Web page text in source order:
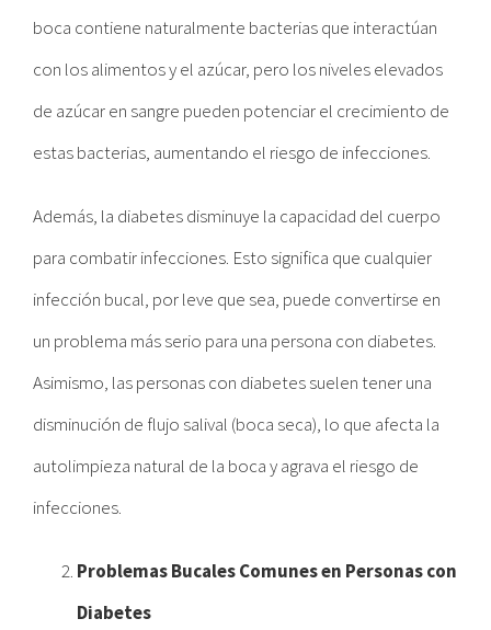
boca contiene naturalmente bacterias que interactúan
con los alimentos y el azúcar, pero los niveles elevados
de azúcar en sangre pueden potenciar el crecimiento de
estas bacterias, aumentando el riesgo de infecciones.
Además, la diabetes disminuye la capacidad del cuerpo
para combatir infecciones. Esto significa que cualquier
infección bucal, por leve que sea, puede convertirse en
un problema más serio para una persona con diabetes.
Asimismo, las personas con diabetes suelen tener una
disminución de flujo salival (boca seca), lo que afecta la
autolimpieza natural de la boca y agrava el riesgo de
infecciones.
Problemas Bucales Comunes en Personas con
Diabetes